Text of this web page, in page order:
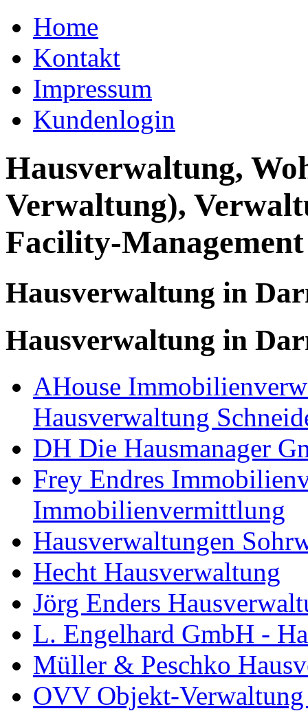
Home
Kontakt
Impressum
Kundenlogin
Hausverwaltung,
Verwaltung),
Facility-Management
Hausverwaltung in
Hausverwaltung in
AHouse
Hausverwaltung
DH Die Hausmanager
Frey Endres
Immobilienvermittlung
Hausverwaltungen
Hecht Hausverwaltung
Jörg Enders
L. Engelhard GmbH -
Müller & Peschko
OVV Objekt-